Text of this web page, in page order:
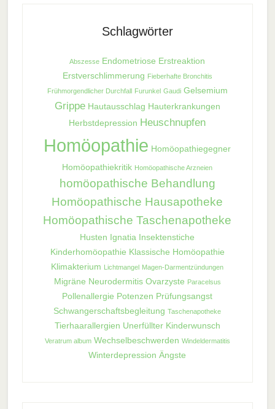
Schlagwörter
Abszesse Endometriose Erstreaktion
Erstverschlimmerung Fieberhafte Bronchitis
Frühmorgendlicher Durchfall Furunkel Gaudi Gelsemium
Grippe Hautausschlag Hauterkrankungen
Herbstdepression Heuschnupfen
Homöopathie Homöopathiegegner
Homöopathiekritik Homöopathische Arzneien
homöopathische Behandlung
Homöopathische Hausapotheke
Homöopathische Taschenapotheke
Husten Ignatia Insektenstiche
Kinderhomöopathie Klassische Homöopathie
Klimakterium Lichtmangel Magen-Darmentzündungen
Migräne Neurodermitis Ovarzyste Paracelsus
Pollenallergie Potenzen Prüfungsangst
Schwangerschaftsbegleitung Taschenapotheke
Tierhaarallergien Unerfüllter Kinderwunsch
Veratrum album Wechselbeschwerden Windeldermatitis
Winterdepression Ängste